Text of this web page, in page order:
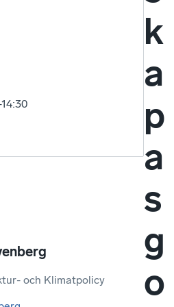
k
a
p
a
s
g
o
och Klimatpolicy